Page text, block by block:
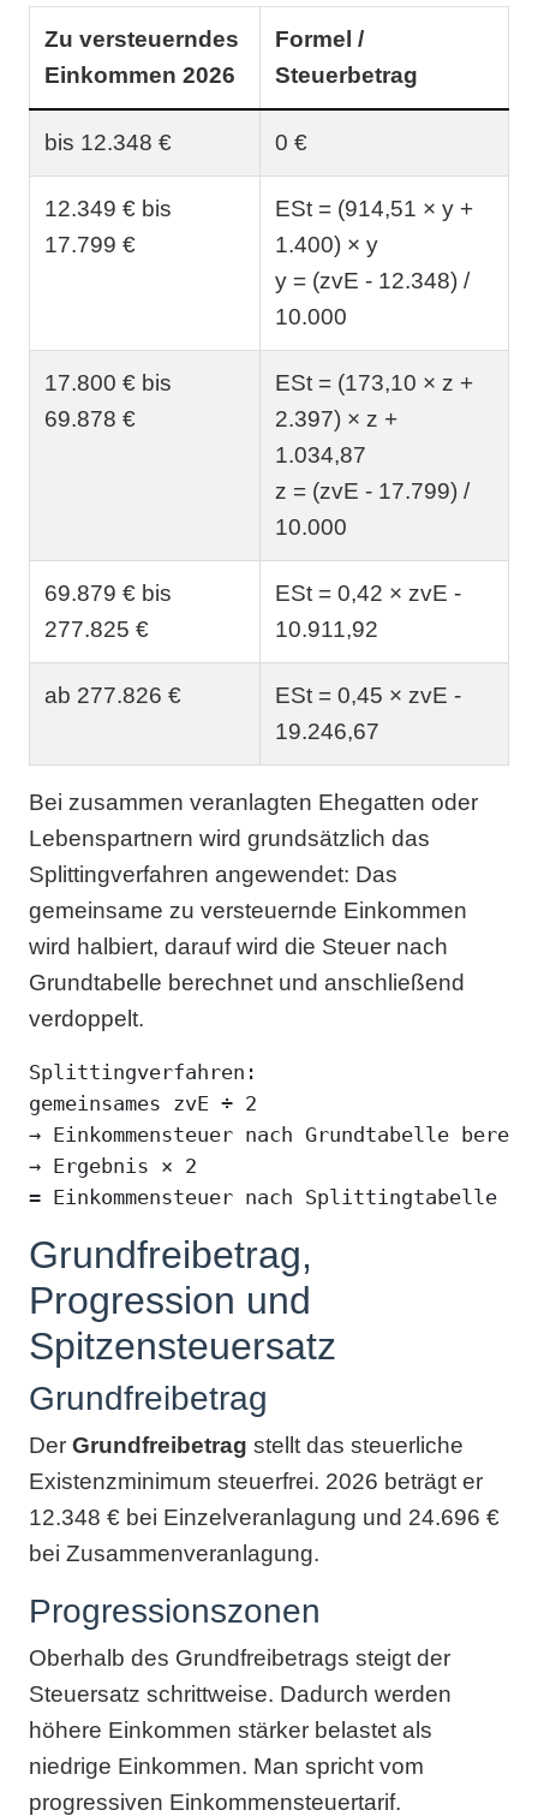
Zu versteuerndes
Einkommen 2026
Formel /
Steuerbetrag
bis 12.348 € 0 €
12.349 € bis
17.799 €
ESt = (914,51 × y +
1.400) × y
y = (zvE - 12.348) /
10.000
17.800 € bis
69.878 €
ESt = (173,10 × z +
2.397) × z +
1.034,87
z = (zvE - 17.799) /
10.000
69.879 € bis
277.825 €
ESt = 0,42 × zvE -
10.911,92
ab 277.826 €
ESt = 0,45 × zvE -
19.246,67
Bei zusammen veranlagten Ehegatten oder
Lebenspartnern wird grundsätzlich das
Splittingverfahren angewendet: Das
gemeinsame zu versteuernde Einkommen
wird halbiert, darauf wird die Steuer nach
Grundtabelle berechnet und anschließend
verdoppelt.
Splittingverfahren:
gemeinsames zvE ÷ 2
→ Einkommensteuer nach Grundtabelle
→ Ergebnis × 2
= Einkommensteuer nach Splittingtabelle
Grundfreibetrag,
Progression und
Spitzensteuersatz
Grundfreibetrag
Der Grundfreibetrag stellt das steuerliche
Existenzminimum steuerfrei. 2026 beträgt er
12.348 € bei Einzelveranlagung und 24.696 €
bei Zusammenveranlagung.
Progressionszonen
Oberhalb des Grundfreibetrags steigt der
Steuersatz schrittweise. Dadurch werden
höhere Einkommen stärker belastet als
niedrige Einkommen. Man spricht vom
progressiven Einkommensteuertarif.